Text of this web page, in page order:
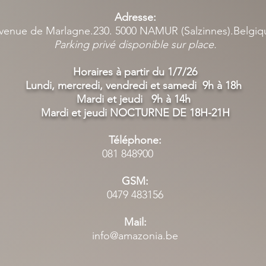
Adresse:
de Marlagne.230. 5000 NAMUR
Parking privé disponible sur place.
Horaires à partir du 1/7/26
Lundi, mercredi, vendredi et samedi 9h à 18h
Mardi et jeudi 9h à 14h
Mardi et jeudi NOCTURNE DE 18H-21H
Téléphone:
081 848900
GSM:
0479 483156
Mail:
info@amazonia.be